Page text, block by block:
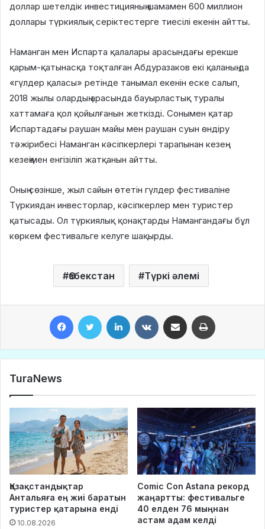
доллар шетелдік инвестицияның шамамен 600 миллион
доллары түркиялық серіктестерге тиесілі екенін айтты.
Наманган мен Испарта қалалары арасындағы ерекше
қарым-қатынасқа тоқталған Абдуразаков екі қаланың да
«гүлдер қаласы» ретінде танымал екенін еске салып,
2018 жылы олардың арасында бауырластық туралы
хаттамаға қол қойылғанын жеткізді. Сонымен қатар
Испартадағы раушан майы мен раушан суын өндіру
тәжірибесі Наманган кәсіпкерлері тарапынан кезең-
кезеңімен енгізіліп жатқанын айтты.
Оның сөзінше, жыл сайын өтетін гүлдер фестиваліне
Түркиядан инвесторлар, кәсіпкерлер мен туристер
қатысады. Ол түркиялық қонақтарды Намангандағы бұл
көркем фестивальге келуге шақырды.
Өзбекстан Түркі әлемі
TuraNews
Қазақстандықтар
Антальяға ең жиі баратын
туристер қатарына енді
10.08.2026
Comic Con Astana рекорд
жаңартты: фестивальге
40 елден 76 мыңнан
астам адам келді